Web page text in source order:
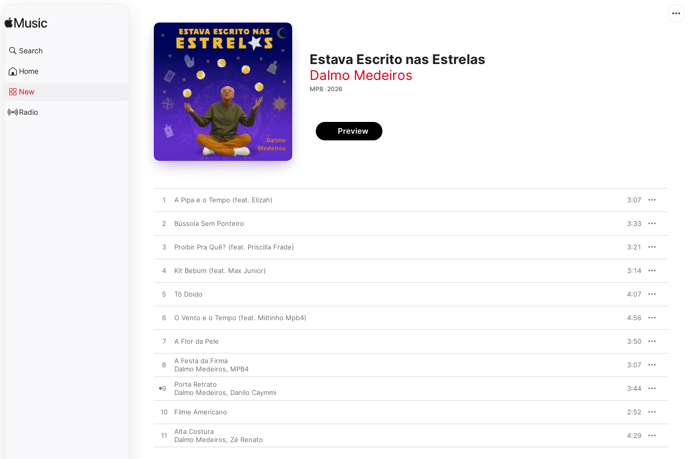
Search
Home
New
Radio
Estava Escrito nas Estrelas
Dalmo Medeiros
MPB · 2026
Preview
1 A Pipa e o Tempo (feat. Elizah) 3:07
2 Bússola Sem Ponteiro 3:33
3 Proibir Pra Quê? (feat. Priscilla Frade) 3:21
4 Kit Bebum (feat. Max Junior) 3:14
5 Tô Doido 4:07
6 O Vento e o Tempo (feat. Miltinho Mpb4) 4:56
7 A Flor da Pele 3:50
8
A Festa da Firma
Dalmo Medeiros, MPB4 3:07
9
Porta Retrato
Dalmo Medeiros, Danilo Caymmi 3:44
10 Filme Americano 2:52
11
Alta Costura
Dalmo Medeiros, Zé Renato 4:29